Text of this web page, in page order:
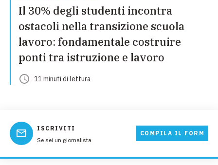
Il 30% degli studenti incontra
ostacoli nella transizione scuola
lavoro: fondamentale costruire
ponti tra istruzione e lavoro
11 minuti di lettura
ISCRIVITI
Se sei un giornalista
COMPILA IL FORM